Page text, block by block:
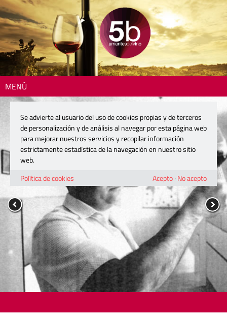
MENÚ
Se advierte al usuario del uso de cookies propias y de terceros
de personalización y de análisis al navegar por esta página web
para mejorar nuestros servicios y recopilar información
estrictamente estadística de la navegación en nuestro sitio
web.
Política de cookies
Acepto· No acepto